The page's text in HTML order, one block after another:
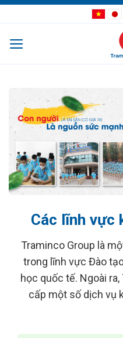
Bỏ
qua
dung
Các lĩnh vực
Traminco Group là
trong lĩnh vực Đào
học quốc tế. Ngoài
cấp một số dịch vụ